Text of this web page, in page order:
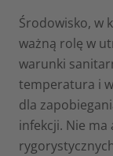
Środowisko, w
ważną rolę w
warunki
temperatura i
dla
infekcji. Nie ma